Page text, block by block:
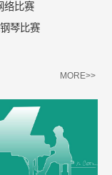
络比赛
琴比赛
MORE>>